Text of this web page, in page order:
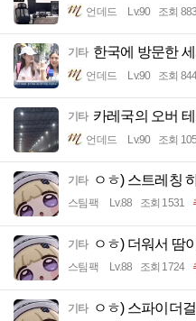
언데드 Lv.90 조회 883
기타 한국에 방문한
언데드 Lv.90 조회
기타 카레국의 오버
언데드 Lv.90 조회
기타 ㅇㅎ) 스트레칭
스팀팩 Lv.88 조회 1531
기타 ㅇㅎ) 더워서 땀
스팀팩 Lv.88 조회 1724
기타 ㅇㅎ) 스파이더걸